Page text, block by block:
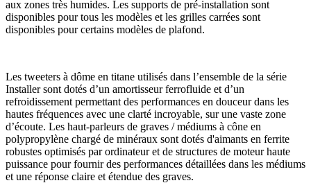
aux zones très humides. Les supports de pré-installation sont
disponibles pour tous les modèles et les grilles carrées sont
disponibles pour certains modèles de plafond.
Les tweeters à dôme en titane utilisés dans l’ensemble de la série
Installer sont dotés d’un amortisseur ferrofluide et d’un
refroidissement permettant des performances en douceur dans les
hautes fréquences avec une clarté incroyable, sur une vaste zone
d’écoute. Les haut-parleurs de graves / médiums à cône en
polypropylène chargé de minéraux sont dotés d'aimants en ferrite
robustes optimisés par ordinateur et de structures de moteur haute
puissance pour fournir des performances détaillées dans les médiums
et une réponse claire et étendue des graves.